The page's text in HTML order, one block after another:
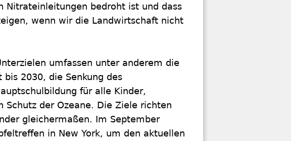
Nitrateinleitungen bedroht ist und dass
wenn wir die Landwirtschaft nicht
umfassen unter anderem die
2030, die Senkung des
für alle Kinder,
Schutz der Ozeane. Die Ziele richten
gleichermaßen. Im September
in New York, um den aktuellen